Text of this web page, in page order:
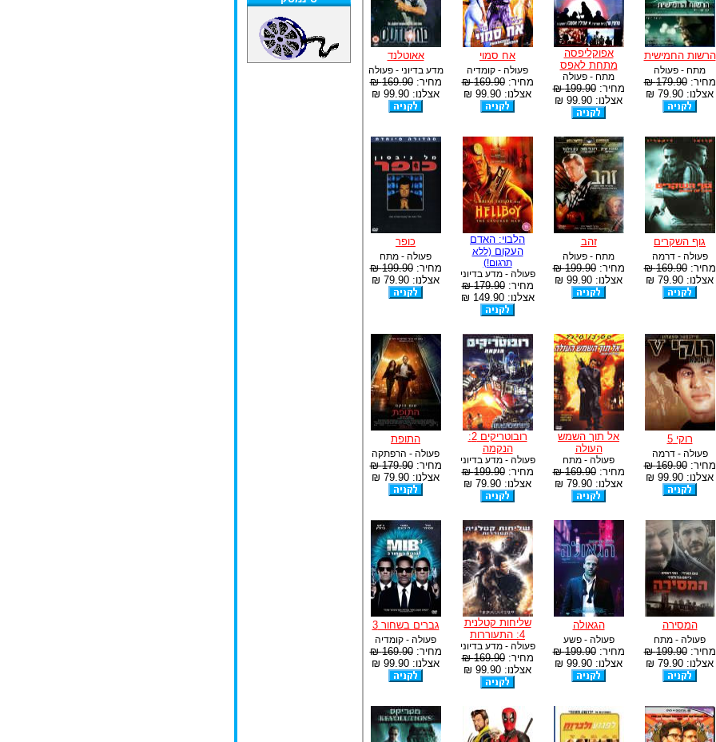
הרשות החמישית
מתח - פעולה
מחיר:179.90 ₪
אצלנו: 79.90 ₪
אפוקליפסה
מתחת לאפס
מתח - פעולה
מחיר:199.90 ₪
אצלנו: 99.90 ₪
אח סמוי
פעולה - קומדיה
מחיר:169.90 ₪
אצלנו: 99.90 ₪
אאוטלנד
מדע בדיוני - פעולה
מחיר:169.90 ₪
אצלנו: 99.90 ₪
גוף השקרים
פעולה - דרמה
מחיר:169.90 ₪
אצלנו: 79.90 ₪
זהב
מתח - פעולה
מחיר:199.90 ₪
אצלנו: 99.90 ₪
הלבוי: האדם
העקום(ללא
תרגום!)
פעולה - מדע בדיוני
מחיר:179.90 ₪
אצלנו: 149.90 ₪
כופר
פעולה - מתח
מחיר:199.90 ₪
אצלנו: 79.90 ₪
רוקי 5
פעולה - דרמה
מחיר:169.90 ₪
אצלנו: 99.90 ₪
אל תוך השמש
העולה
פעולה - מתח
מחיר:169.90 ₪
אצלנו: 79.90 ₪
רובוטריקים 2:
הנקמה
פעולה - מדע בדיוני
מחיר:199.90 ₪
אצלנו: 79.90 ₪
התופת
פעולה - הרפתקה
מחיר:179.90 ₪
אצלנו: 79.90 ₪
המסירה
פעולה - מתח
מחיר:199.90 ₪
אצלנו: 79.90 ₪
הגאולה
פעולה - פשע
מחיר:199.90 ₪
אצלנו: 99.90 ₪
שליחות קטלנית
4: התעוררות
פעולה - מדע בדיוני
מחיר:169.90 ₪
אצלנו: 99.90 ₪
גברים בשחור 3
פעולה - קומדיה
מחיר:169.90 ₪
אצלנו: 99.90 ₪